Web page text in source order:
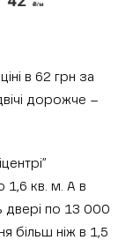
в 62 грн за
дорожче –
1,6 кв. м. А в
двері по 13 000
більш ніж в 1,5